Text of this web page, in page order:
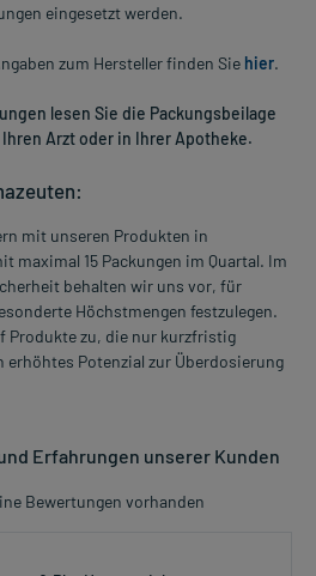
eingesetzt werden.
zum Hersteller finden Sie hier.
lesen Sie die Packungsbeilage
Arzt oder in Ihrer Apotheke.
mit unseren Produkten in
maximal 15 Packungen im Quartal. Im
behalten wir uns vor, für
Höchstmengen festzulegen.
Produkte zu, die nur kurzfristig
erhöhtes Potenzial zur Überdosierung
Erfahrungen unserer Kunden
Bewertungen vorhanden